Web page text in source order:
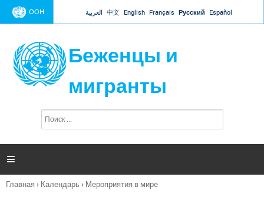
Jump to navigation
ООН العربية 中文 English Français Русский Español
Беженцы и
мигранты
п
и

Вы
Главная › Календарь › Мероприятия в мире